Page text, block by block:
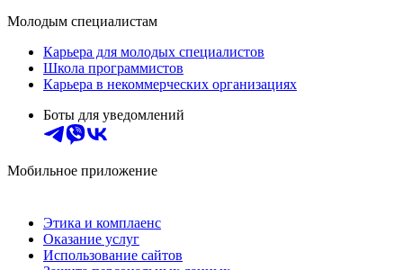
Молодым специалистам
Карьера для молодых специалистов
Школа программистов
Карьера в некоммерческих организациях
Боты для уведомлений
Мобильное приложение
Этика и комплаенс
Оказание услуг
Использование сайтов